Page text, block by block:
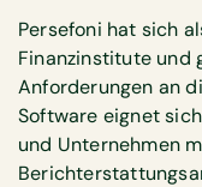
Persefoni hat sich
Finanzinstitute und
Anforderungen an
Software eignet
und Unternehmen